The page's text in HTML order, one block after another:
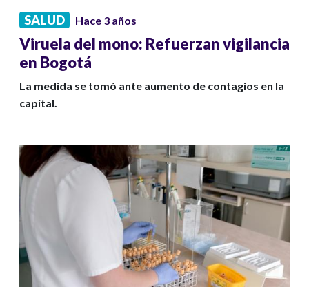
SALUD Hace 3 años
Viruela del mono: Refuerzan vigilancia
en Bogotá
La medida se tomó ante aumento de contagios en la
capital.